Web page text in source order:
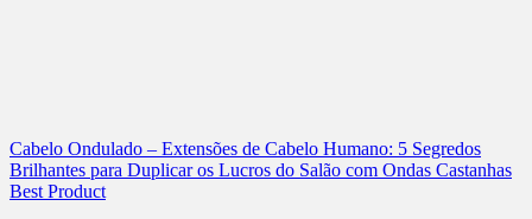
Cabelo Ondulado – Extensões de Cabelo Humano: 5 Segredos
Brilhantes para Duplicar os Lucros do Salão com Ondas Castanhas
Best Product